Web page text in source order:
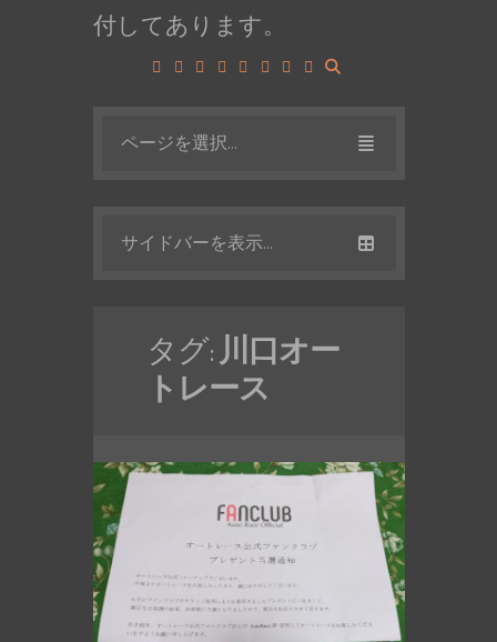
付してあります。
ページを選択...
サイドバーを表示...
タグ: 川口オー
トレース